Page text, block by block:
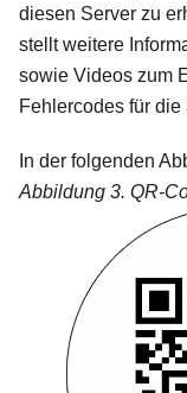
diesen Server zu
stellt weitere
sowie Videos zum
Fehlercodes für
In der folgenden
Abbildung 3. QR-